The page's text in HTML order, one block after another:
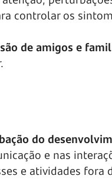
controlar os
de amigos e
do
e nas
e atividades fora